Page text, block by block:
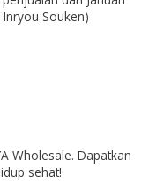
Souken)
Wholesale. Dapatkan
sehat!